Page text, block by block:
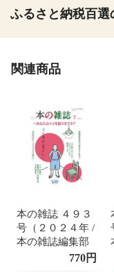
ふるさと納税百
関連商品
本の雑誌 ４９３
号（２０２４年 /
本の雑誌編集部
770円